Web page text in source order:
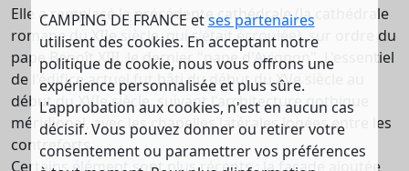
CAMPING DE FRANCE etses partenaires
utilisent des cookies. En acceptant notre
politique de cookie, nous vous offrons une
expérience personnalisée et plus sûre.
L'approbation aux cookies, n'est en aucun cas
décisif. Vous pouvez donner ou retirer votre
consentement ou paramettrer vos préférences
Elle a remplacé la précédente cathédrale (la cathédrale
romane du XIIe siècle, qui s'était écroulée), sur ordre du
pape Benoît XIII, le dernier "pape d'Avignon". L'essentiel
de l'édifice actuel fut bâti du début du XVe siècle au
début du XVIe siècle, suivant l'architecture gothique
méridional, avec les chapelles latérales logées entre les
contreforts.
Certains élément sont plus récents : la façade ajoutée